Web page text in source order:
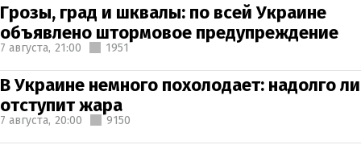
Грозы, град и шквалы: по всей Украине
объявлено штормовое предупреждение
7 августа, 21:00 1951
В Украине немного похолодает: надолго ли
отступит жара
7 августа, 20:00 9150